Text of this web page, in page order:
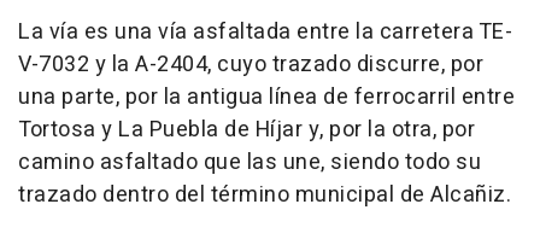
La vía es una vía asfaltada entre la carretera TE-
V-7032 y la A-2404, cuyo trazado discurre, por
una parte, por la antigua línea de ferrocarril entre
Tortosa y La Puebla de Híjar y, por la otra, por
camino asfaltado que las une, siendo todo su
trazado dentro del término municipal de Alcañiz.